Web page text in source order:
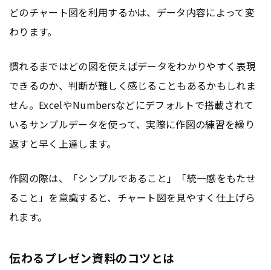
どのチャート図を利用するかは、データ内容によって変
わります。
慣れるまではどの図を使えばデータをわかりやすく表現
できるのか、判断が難しく感じることもあるかもしれま
せん。ExcelやNumbersなどにデフォルトで搭載されて
いるサンプルデータを使って、実際に作図の練習を繰り
返すと早く上達します。
作図の際は、「シンプルであること」「統一感をもたせ
ること」を意識すると、チャート図を見やすく仕上げら
れます。
伝わるプレゼン資料のコツとは